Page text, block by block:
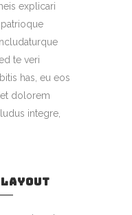
explicari
te veri
has, eu eos
dolorem
integre,